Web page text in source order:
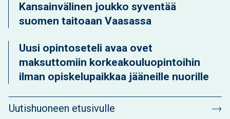
Kansainvälinen joukko syventää
suomen taitoaan Vaasassa
Uusi opintoseteli avaa ovet
maksuttomiin korkeakouluopintoihin
ilman opiskelupaikkaa jääneille nuorille
Uutishuoneen etusivulle